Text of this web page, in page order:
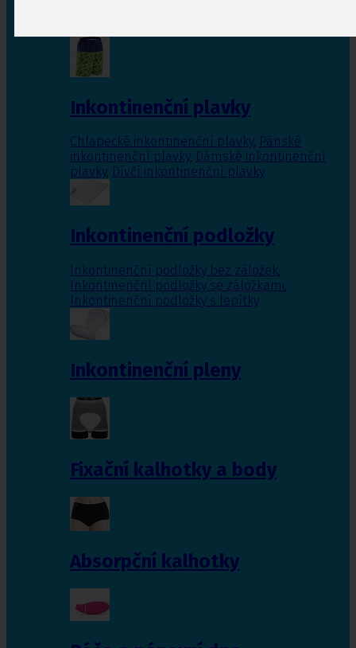
Inkontinenční plavky
Chlapecké inkontinenční plavky, Pánské
inkontinenční plavky, Dámské inkontinenční
plavky, Dívčí inkontinenční plavky
Inkontinenční podložky
Inkontinenční podložky bez záložek,
Inkontinenční podložky se záložkami,
Inkontinenční podložky s lepítky
Inkontinenční pleny
Fixační kalhotky a body
Absorpční kalhotky